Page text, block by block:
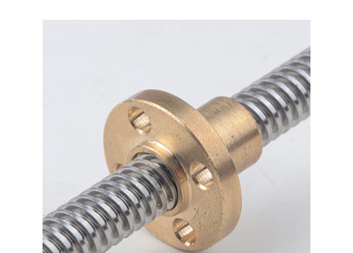
KAYICILI MIL